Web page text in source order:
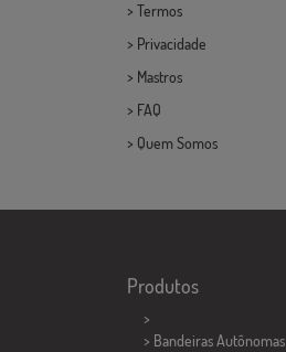
> Termos
> Privacidade
> Mastros
> FAQ
> Quem Somos
Produtos
>
> Bandeiras Autônomas